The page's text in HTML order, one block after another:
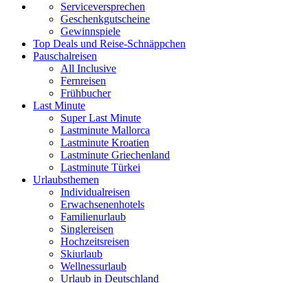
Serviceversprechen
Geschenkgutscheine
Gewinnspiele
Top Deals und Reise-Schnäppchen
Pauschalreisen
All Inclusive
Fernreisen
Frühbucher
Last Minute
Super Last Minute
Lastminute Mallorca
Lastminute Kroatien
Lastminute Griechenland
Lastminute Türkei
Urlaubsthemen
Individualreisen
Erwachsenenhotels
Familienurlaub
Singlereisen
Hochzeitsreisen
Skiurlaub
Wellnessurlaub
Urlaub in Deutschland